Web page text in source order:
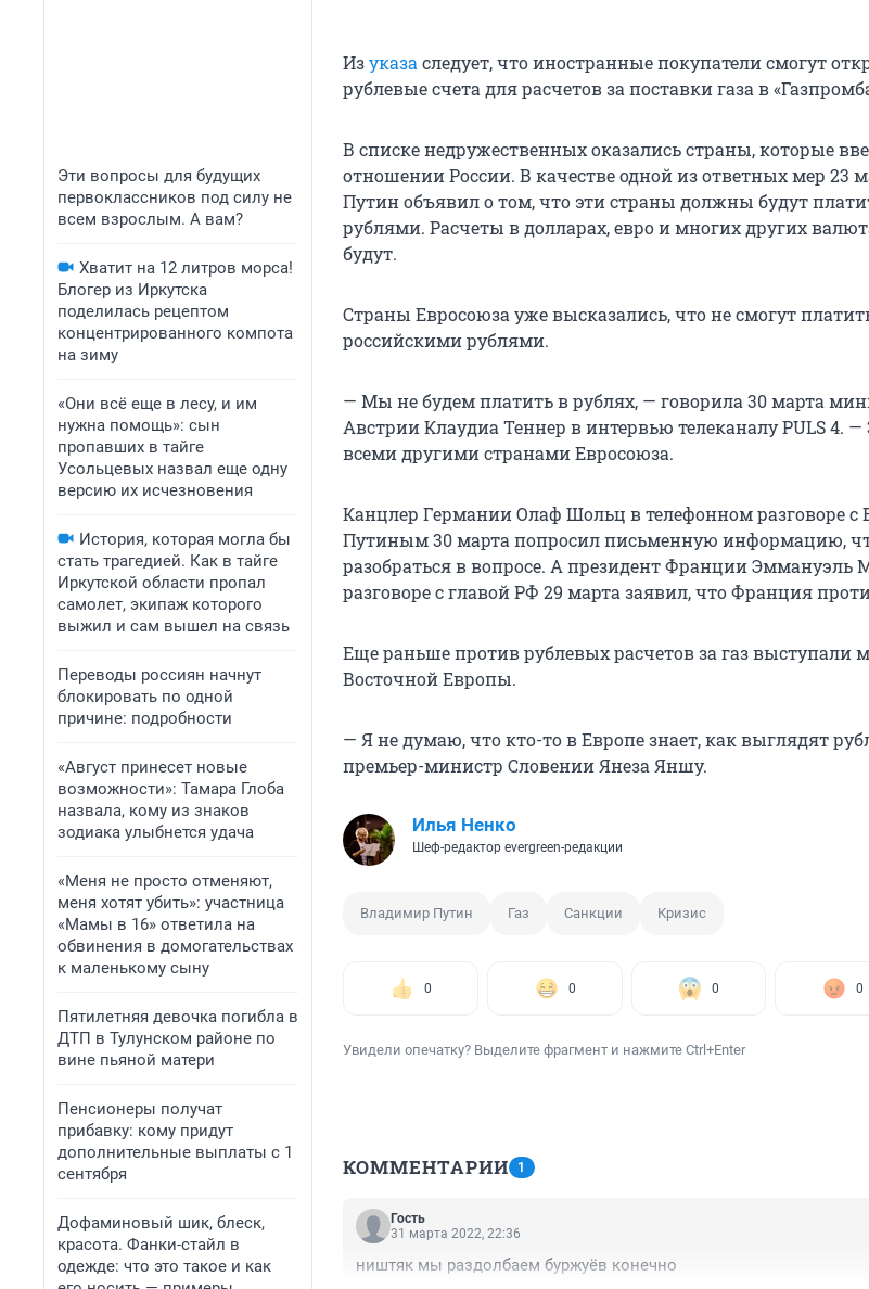
Эти вопросы для будущих
первоклассников под силу не
всем взрослым. А вам?
Хватит на 12 литров морса!
Блогер из Иркутска
поделилась рецептом
концентрированного компота
на зиму
«Они всё еще в лесу, и им
нужна помощь»: сын
пропавших в тайге
Усольцевых назвал еще одну
версию их исчезновения
История, которая могла бы
стать трагедией. Как в тайге
Иркутской области пропал
самолет, экипаж которого
выжил и сам вышел на связь
Переводы россиян начнут
блокировать по одной
причине: подробности
«Август принесет новые
возможности»: Тамара Глоба
назвала, кому из знаков
зодиака улыбнется удача
«Меня не просто отменяют,
меня хотят убить»: участница
«Мамы в 16» ответила на
обвинения в домогательствах
к маленькому сыну
Пятилетняя девочка погибла в
ДТП в Тулунском районе по
вине пьяной матери
Пенсионеры получат
прибавку: кому придут
дополнительные выплаты с 1
сентября
Дофаминовый шик, блеск,
красота. Фанки-стайл в
одежде: что это такое и как
Изуказа следует, что иностранные покупатели смогут
рублевые счета для расчетов за поставки газа в
В списке недружественных оказались страны, которые
отношении России. В качестве одной из ответных мер 23
Путин объявил о том, что эти страны должны будут
рублями. Расчеты в долларах, евро и многих других
будут.
Страны Евросоюза уже высказались, что не смогут
российскими рублями.
— Мы не будем платить в рублях, — говорила 30 марта
Австрии Клаудиа Теннер в интервью телеканалу PULS 4.
всеми другими странами Евросоюза.
Канцлер Германии Олаф Шольц в телефонном разговоре
Путиным 30 марта попросил письменную информацию,
разобраться в вопросе. А президент Франции Эммануэль
разговоре с главой РФ 29 марта заявил, что Франция
Еще раньше против рублевых расчетов за газ выступали
Восточной Европы.
— Я не думаю, что кто-то в Европе знает, как выглядят
премьер-министр Словении Янеза Яншу.
Илья Ненко
Шеф-редактор evergreen-редакции
Владимир Путин Газ Санкции Кризис
0 0 0 0
Увидели опечатку? Выделите фрагмент и нажмите Ctrl+Enter
КОММЕНТАРИИ 1
Гость
31 марта 2022, 22:36
ништяк мы раздолбаем буржуёв конечно